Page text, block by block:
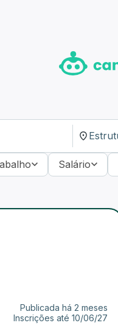
Salário
Publicada há 2 meses
Inscrições até 10/06/27